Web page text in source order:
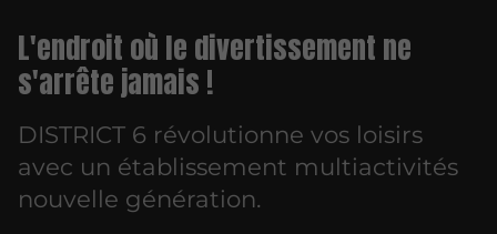
L'endroit où le divertissement ne
s'arrête jamais !
DISTRICT 6 révolutionne vos loisirs
avec un établissement multiactivités
nouvelle génération.